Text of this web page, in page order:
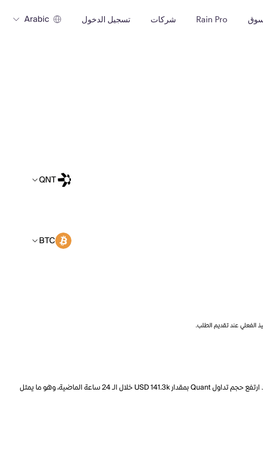
Rain Pro شركات تسجيل الدخول Arabic
QNT
BTC
الفعلي عند تقديم الطلب.
السعر الحالي لـ Quant هو BTC 0.0009213 لكل QNT. مع عرض متداول يبلغ 12.07M QNT، فإن هذا يعني أن قيمة Quant السوقية تبلغ 715.3M. ارتفع حجم تداول Quant بمقدار USD 141.3k خلال الـ 24 ساعة الماضية، وهو ما يمثل